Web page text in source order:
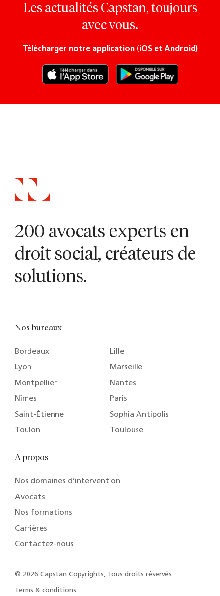
Les actualités Capstan, toujours
avec vous.
Télécharger notre application (iOS et Android)
200 avocats experts en
droit social, créateurs de
solutions.
Nos bureaux
Bordeaux
Lille
Lyon
Marseille
Montpellier
Nantes
Nîmes
Paris
Saint-Étienne
Sophia Antipolis
Toulon
Toulouse
A propos
Nos domaines d’intervention
Avocats
Nos formations
Carrières
Contactez-nous
© 2026 Capstan Copyrights, Tous droits réservés
Terms & conditions